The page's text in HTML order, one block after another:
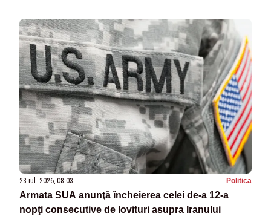
23 iul. 2026, 08:03 Politica
Armata SUA anunţă încheierea celei de-a 12-a
nopţi consecutive de lovituri asupra Iranului